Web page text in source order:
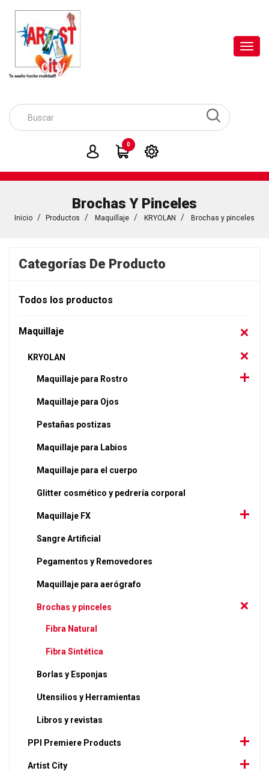
0
Brochas Y Pinceles
Inicio Productos Maquillaje KRYOLAN Brochas y pinceles
Categorías De Producto
Todos los productos
Maquillaje
KRYOLAN
Maquillaje para Rostro
Maquillaje para Ojos
Pestañas postizas
Maquillaje para Labios
Maquillaje para el cuerpo
Glitter cosmético y pedrería corporal
Maquillaje FX
Sangre Artificial
Pegamentos y Removedores
Maquillaje para aerógrafo
Brochas y pinceles
Fibra Natural
Fibra Sintética
Borlas y Esponjas
Utensilios y Herramientas
Libros y revistas
PPI Premiere Products
Artist City